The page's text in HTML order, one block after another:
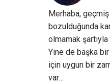
Merhaba, geçmiş
bozulduğunda
olmamak
Yine de başka
için uygun bir
var…